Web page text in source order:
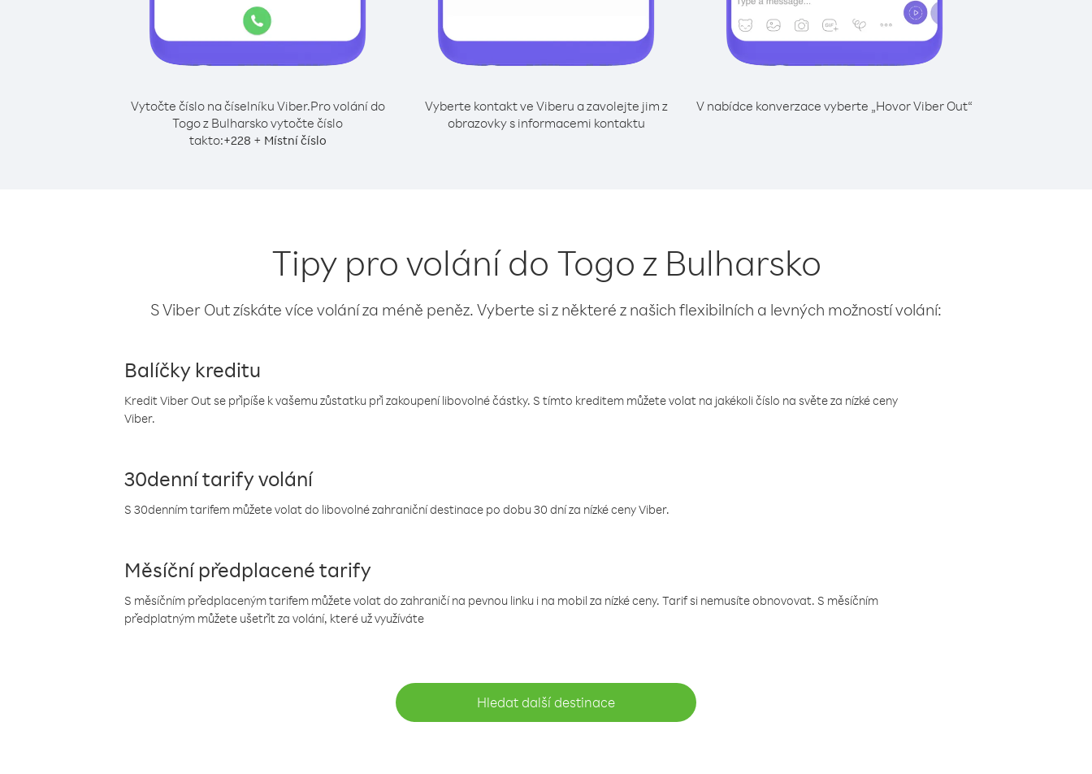
Vytočte číslo na číselníku Viber.Pro volání do
Togo z Bulharsko vytočte číslo
takto:+228 + Místní číslo
Vyberte kontakt ve Viberu a zavolejte jim z
obrazovky s informacemi kontaktu
V nabídce konverzace vyberte „Hovor Viber Out“
Tipy pro volání do Togo z Bulharsko
S Viber Out získáte více volání za méně peněz. Vyberte si z některé z našich flexibilních a levných možností volání:
Balíčky kreditu
Kredit Viber Out se připíše k vašemu zůstatku při zakoupení libovolné částky. S tímto kreditem můžete volat na jakékoli číslo na světe za nízké ceny
Viber.
30denní tarify volání
S 30denním tarifem můžete volat do libovolné zahraniční destinace po dobu 30 dní za nízké ceny Viber.
Měsíční předplacené tarify
S měsíčním předplaceným tarifem můžete volat do zahraničí na pevnou linku i na mobil za nízké ceny. Tarif si nemusíte obnovovat. S měsíčním
předplatným můžete ušetřit za volání, které už využíváte
Hledat další destinace